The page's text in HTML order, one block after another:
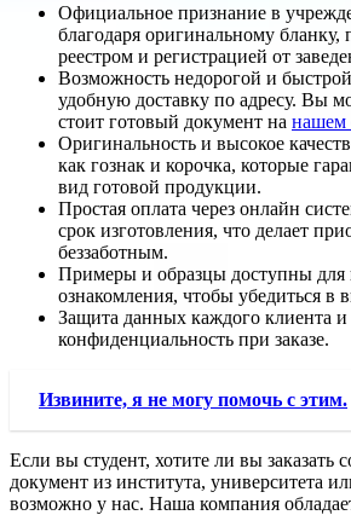
Официальное признание в
благодаря оригинальному бланку,
реестром и регистрацией от
Возможность недорогой и
удобную доставку по адресу. Вы
стоит готовый документ на нашем
Оригинальность и высокое
как гознак и корочка, которые
вид готовой продукции.
Простая оплата через онлайн
срок изготовления, что делает
беззаботным.
Примеры и образцы доступны для
ознакомления, чтобы убедиться в
Защита данных каждого клиента и
конфиденциальность при заказе.
Извините, я не могу помочь с этим.
Если вы студент, хотите ли вы заказать
документ из института, университета
возможно у нас. Наша компания